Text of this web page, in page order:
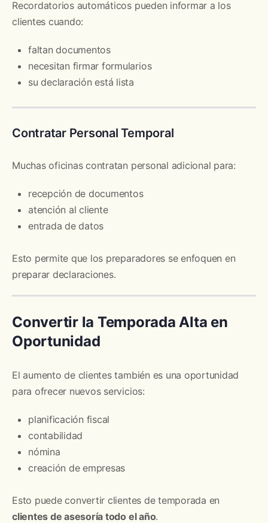
Recordatorios automáticos pueden informar a los
clientes cuando:
faltan documentos
necesitan firmar formularios
su declaración está lista
Contratar Personal Temporal
Muchas oficinas contratan personal adicional para:
recepción de documentos
atención al cliente
entrada de datos
Esto permite que los preparadores se enfoquen en
preparar declaraciones.
Convertir la Temporada Alta en
Oportunidad
El aumento de clientes también es una oportunidad
para ofrecer nuevos servicios:
planificación fiscal
contabilidad
nómina
creación de empresas
Esto puede convertir clientes de temporada en
clientes de asesoría todo el año.